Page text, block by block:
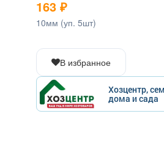
163₽
10мм (уп. 5шт)
В избранное
Хозцентр,
дома и сада